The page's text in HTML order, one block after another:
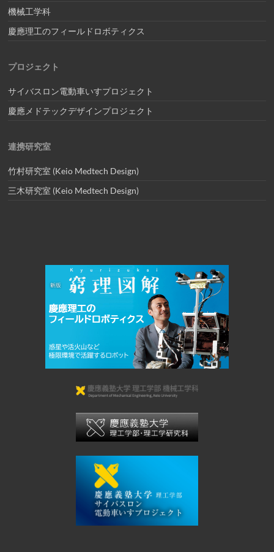
機械工学科
慶應理工のフィールドロボティクス
プロジェクト
サイバスロン電動車いすプロジェクト
慶應メドテックデザインプロジェクト
連携研究室
竹村研究室 (Keio Medtech Design)
三木研究室 (Keio Medtech Design)